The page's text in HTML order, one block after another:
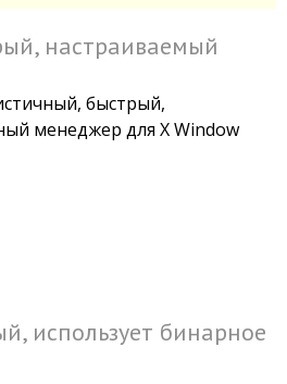
настраиваемый
быстрый,
менеджер для X Window
использует бинарное